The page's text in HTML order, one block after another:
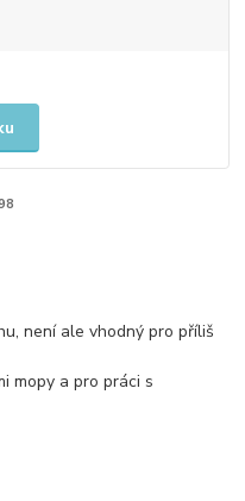
není ale vhodný pro příliš
mopy a pro práci s